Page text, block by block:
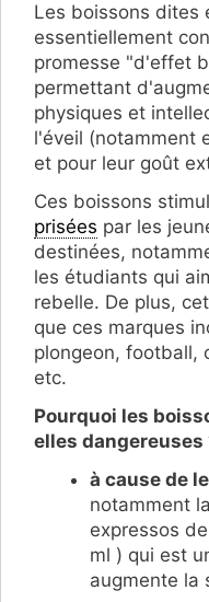
Les boissons dites
essentiellement
promesse "d'effet
permettant
physiques et
l'éveil (notamment
et pour leur goût
Ces boissons
prisées par les
destinées,
les étudiants qui
rebelle. De plus,
que ces marques
plongeon, football,
etc.
Pourquoi les
elles dangereuses
à cause de
notamment
expressos
ml ) qui est
augmente la